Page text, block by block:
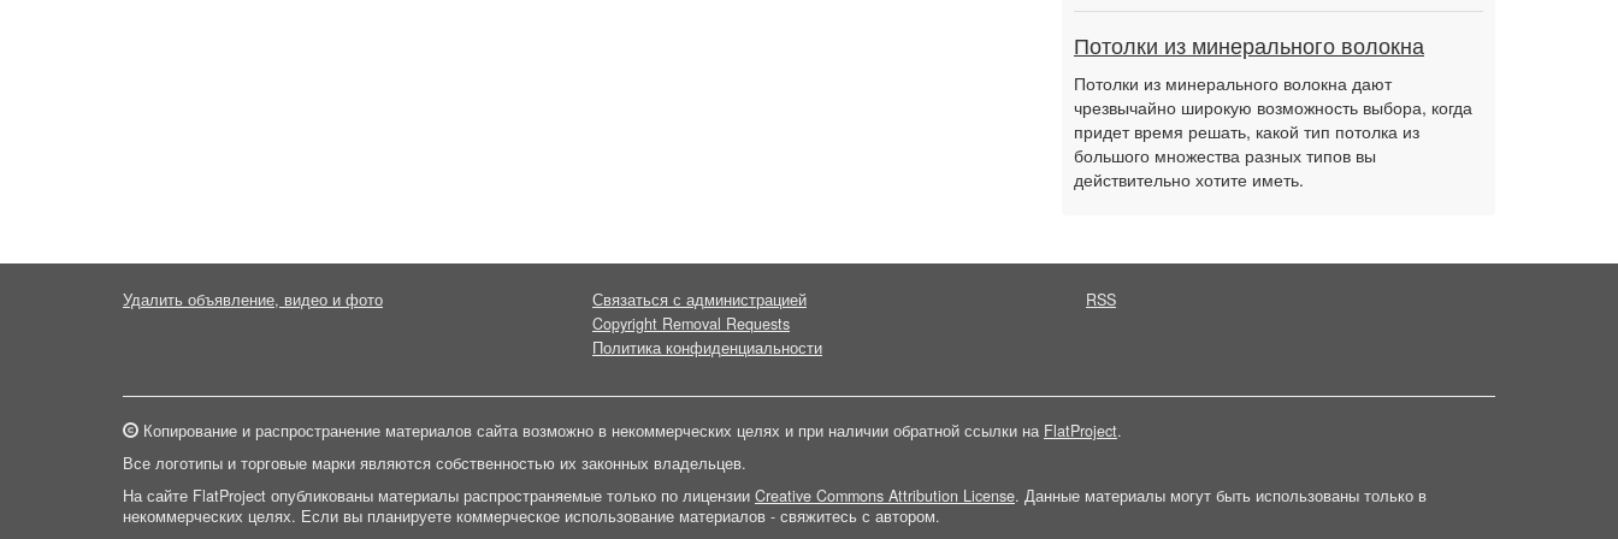
Потолки из минерального волокна
Потолки из минерального волокна дают
чрезвычайно широкую возможность выбора, когда
придет время решать, какой тип потолка из
большого множества разных типов вы
действительно хотите иметь.
Удалить объявление, видео и фото
Связаться с администрацией
Copyright Removal Requests
Политика конфиденциальности
RSS
Копирование и распространение материалов сайта возможно в некоммерческих целях и при наличии обратной ссылки на FlatProject.
Все логотипы и торговые марки являются собственностью их законных владельцев.
На сайте FlatProject опубликованы материалы распространяемые только по лицензии Creative Commons Attribution License. Данные материалы могут быть использованы только в
некоммерческих целях. Если вы планируете коммерческое использование материалов - свяжитесь с автором.